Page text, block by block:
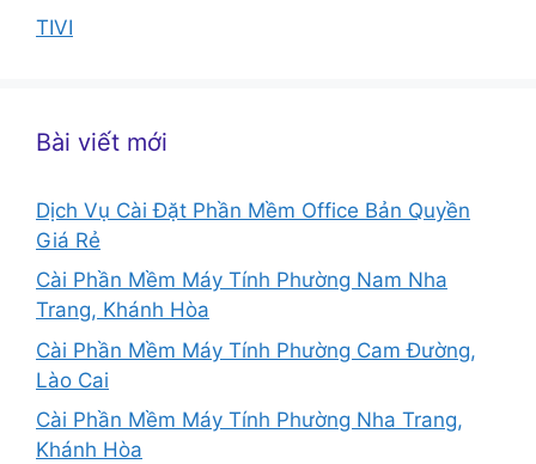
TIVI
Bài viết mới
Dịch Vụ Cài Đặt Phần Mềm Office Bản Quyền
Giá Rẻ
Cài Phần Mềm Máy Tính Phường Nam Nha
Trang, Khánh Hòa
Cài Phần Mềm Máy Tính Phường Cam Đường,
Lào Cai
Cài Phần Mềm Máy Tính Phường Nha Trang,
Khánh Hòa